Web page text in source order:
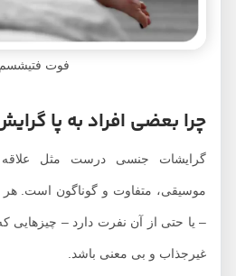
فوت فتیشسم
چرا بعضی افراد به پا گرایش
گرایشات جنسی درست مثل علاقه به
موسیقی، متفاوت و گوناگون است. هر
– یا حتی از آن نفرت دارد – چیزهایی که
غیرجذاب و بی معنی باشد.